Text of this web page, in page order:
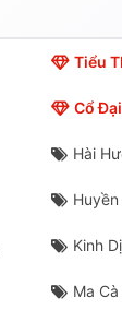
Tiểu
Cổ Đại
Hài
Huyền
Kinh Dị
Ma